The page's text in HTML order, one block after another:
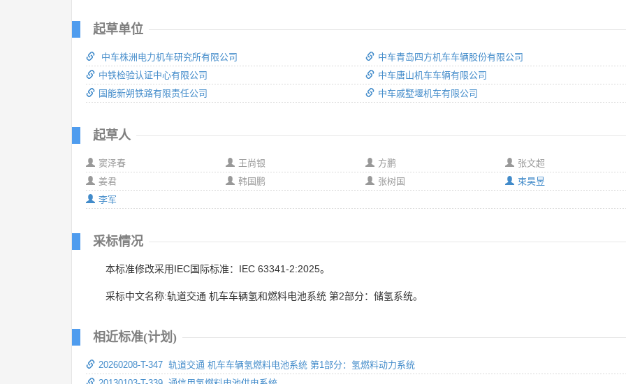
起草单位
中车株洲电力机车研究所有限公司
中铁检验认证中心有限公司
国能新朔铁路有限责任公司
中车青岛四方机车车辆股份有限公司
中车唐山机车车辆有限公司
中车戚墅堰机车有限公司
起草人
窦泽春
王尚银
姜君
韩国鹏
李军
方鹏
张文超
张树国
束昊昱
采标情况
本标准修改采用IEC国际标准：IEC 63341-2:2025。
采标中文名称:轨道交通 机车车辆氢和燃料电池系统 第2部分：储氢系统。
相近标准(计划)
20260208-T-347 轨道交通 机车车辆氢燃料电池系统 第1部分：氢燃料动力系统